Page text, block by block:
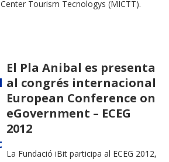
Tourism Tecnologys (MICTT).
El Pla Anibal es presenta
al congrés internacional
European Conference on
eGovernment – ECEG
2012
La Fundació iBit participa al ECEG 2012,